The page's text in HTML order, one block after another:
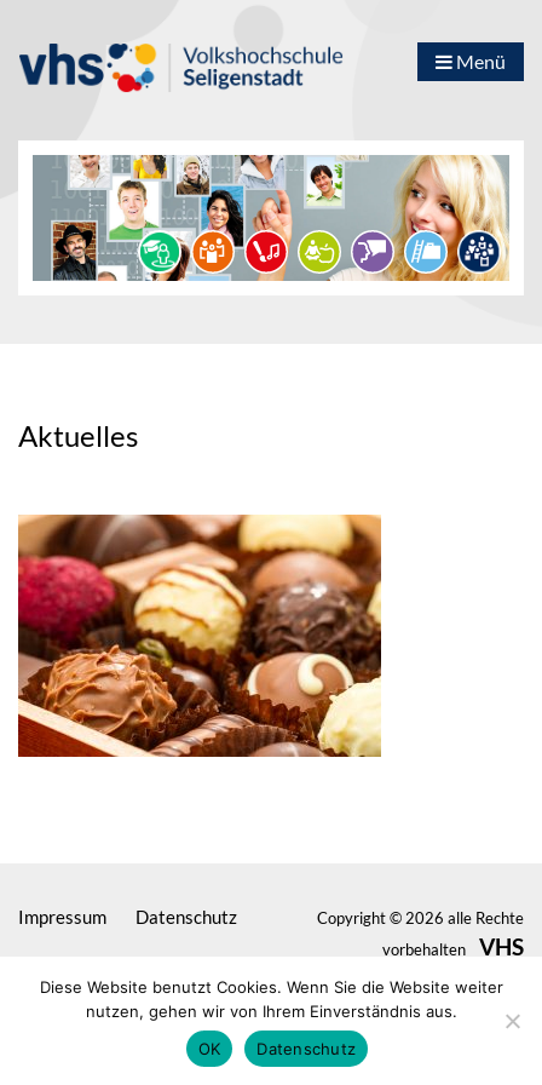
Menü
Aktuelles
Impressum Datenschutz
Copyright © 2026 alle Rechte
vorbehalten
VHS
Seligenstadt
Diese Website benutzt Cookies. Wenn Sie die Website weiter
nutzen, gehen wir von Ihrem Einverständnis aus.
OK
Datenschutz